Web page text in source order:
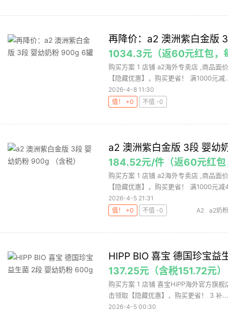
再降价：a2 澳洲紫白金版
1034.3元（返60元红包，
购买方案 1 店铺 a2海外专卖店 ,商品面
【隐藏优惠】，购买更省！ 满1000元减
2026-4-8 11:30
值！ +0
不值 -0
a2 澳洲紫白金版 3段 婴幼
184.52元/件（返60元红包
购买方案 1 店铺 a2海外专卖店 ,商品面
【隐藏优惠】，购买更省！ 满1000元减
2026-4-5 21:31
值！ +0
不值 -0 A2 a2奶粉
HIPP BIO 喜宝 德国珍宝
137.25元（含税151.72元）
购买方案 1 店铺 喜宝HiPP海外官方旗
击领取【隐藏优惠】，购买更省！ 3 补...
2026-4-5 00:30